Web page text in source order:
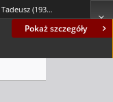
Pokaż szczegóły
Biliński, Tadeusz (1932- )